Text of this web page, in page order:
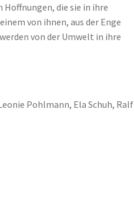
die sie in ihre
von ihnen, aus der Enge
von der Umwelt in ihre
Pohlmann, Ela Schuh, Ralf